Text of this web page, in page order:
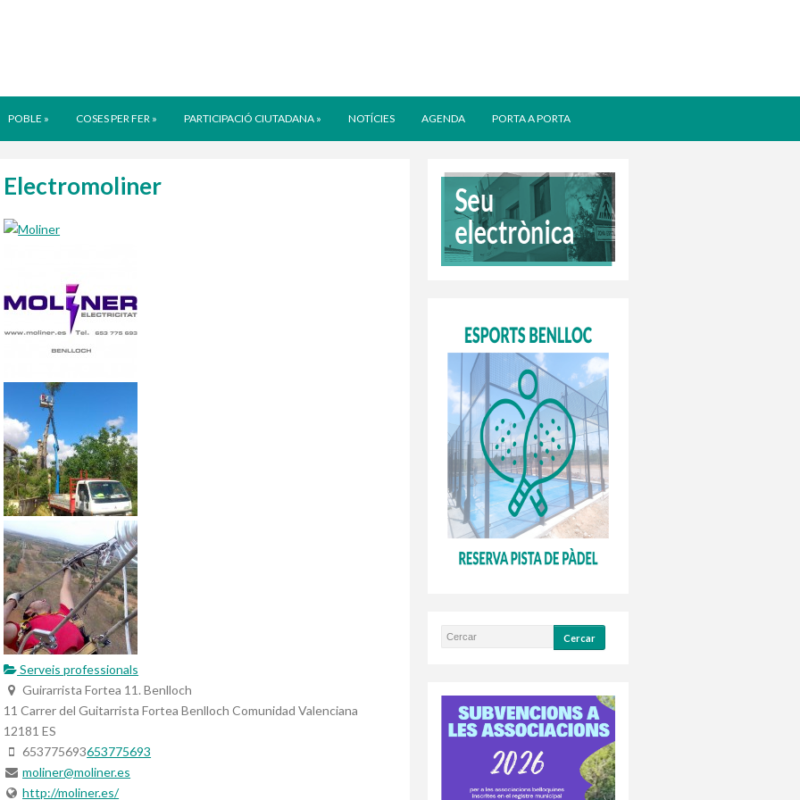
POBLE » COSES PER FER » PARTICIPACIÓ CIUTADANA » NOTÍCIES AGENDA PORTA A PORTA
Electromoliner
Serveis professionals
Guirarrista Fortea 11. Benlloch
11 Carrer del Guitarrista Fortea Benlloch Comunidad Valenciana
12181 ES
653775693653775693
moliner@moliner.es
http://moliner.es/